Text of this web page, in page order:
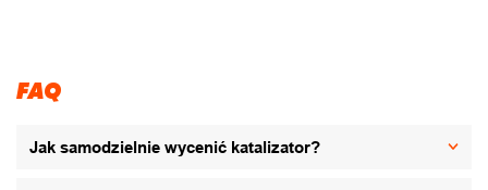
FAQ
Jak samodzielnie wycenić katalizator?